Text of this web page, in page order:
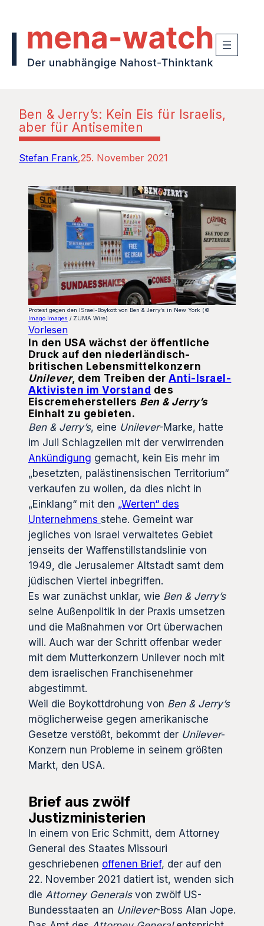
Ben & Jerry’s: Kein Eis für Israelis,
aber für Antisemiten
Stefan Frank 25. November 2021
Protest gegen den ISrael-Boykott von Ben & Jerry’s in New York (©
Imago Images / ZUMA Wire)
Vorlesen
In den USA wächst der öffentliche
Druck auf den niederländisch-
britischen Lebensmittelkonzern
Unilever, dem Treiben derAnti-Israel-
Aktivisten im Vorstand des
Eiscremeherstellers Ben & Jerry’s
Einhalt zu gebieten.
Ben & Jerry’s, eine Unilever-Marke, hatte
im Juli Schlagzeilen mit der verwirrenden
Ankündigung gemacht, kein Eis mehr im
„besetzten, palästinensischen Territorium“
verkaufen zu wollen, da dies nicht in
„Einklang“ mit den „Werten“ des
Unternehmens stehe. Gemeint war
jegliches von Israel verwaltetes Gebiet
jenseits der Waffenstillstandslinie von
1949, die Jerusalemer Altstadt samt dem
jüdischen Viertel inbegriffen.
Es war zunächst unklar, wie Ben & Jerry’s
seine Außenpolitik in der Praxis umsetzen
und die Maßnahmen vor Ort überwachen
will. Auch war der Schritt offenbar weder
mit dem Mutterkonzern Unilever noch mit
dem israelischen Franchisenehmer
abgestimmt.
Weil die Boykottdrohung von Ben & Jerry’s
möglicherweise gegen amerikanische
Gesetze verstößt, bekommt der Unilever-
Konzern nun Probleme in seinem größten
Markt, den USA.
Brief aus zwölf
Justizministerien
In einem von Eric Schmitt, dem Attorney
General des Staates Missouri
geschriebenen offenen Brief, der auf den
22. November 2021 datiert ist, wenden sich
die Attorney Generalsvon zwölf US-
Bundesstaaten an Unilever-Boss Alan Jope.